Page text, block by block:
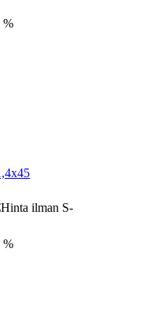
%
Hinta ilman S-
%